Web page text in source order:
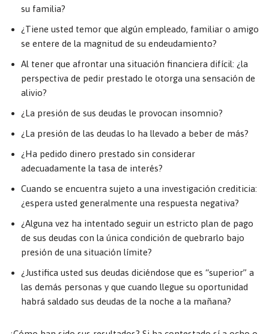
su familia?
¿Tiene usted temor que algún empleado, familiar o amigo
se entere de la magnitud de su endeudamiento?
Al tener que afrontar una situación financiera difícil: ¿la
perspectiva de pedir prestado le otorga una sensación de
alivio?
¿La presión de sus deudas le provocan insomnio?
¿La presión de las deudas lo ha llevado a beber de más?
¿Ha pedido dinero prestado sin considerar
adecuadamente la tasa de interés?
Cuando se encuentra sujeto a una investigación crediticia:
¿espera usted generalmente una respuesta negativa?
¿Alguna vez ha intentado seguir un estricto plan de pago
de sus deudas con la única condición de quebrarlo bajo
presión de una situación límite?
¿Justifica usted sus deudas diciéndose que es “superior” a
las demás personas y que cuando llegue su oportunidad
habrá saldado sus deudas de la noche a la mañana?